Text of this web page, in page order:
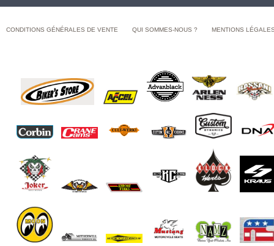
CONDITIONS GÉNÉRALES DE VENTE QUI SOMMES-NOUS ? MENTIONS